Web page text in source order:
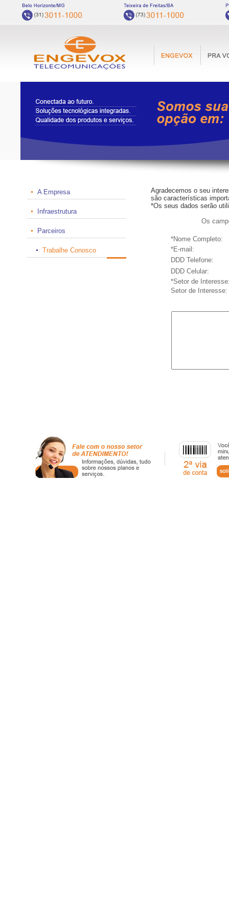
A Empresa
Infraestrutura
Parceiros
Trabalhe Conosco
Agradecemos o seu
são características
*Os seus dados serão
Os
*Nome Completo:
*E-mail:
DDD Telefone:
DDD Celular:
*Setor de
Setor de Interesse: